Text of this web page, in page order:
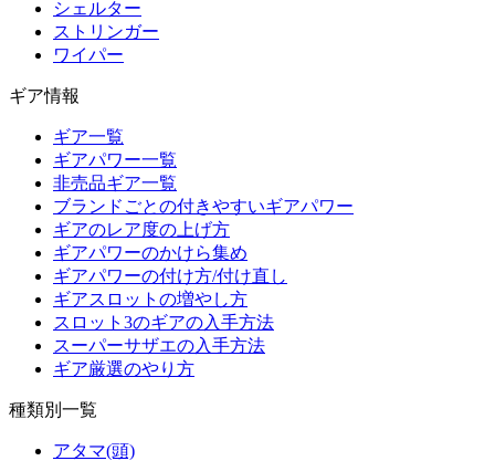
シェルター
ストリンガー
ワイパー
ギア情報
ギア一覧
ギアパワー一覧
非売品ギア一覧
ブランドごとの付きやすいギアパワー
ギアのレア度の上げ方
ギアパワーのかけら集め
ギアパワーの付け方/付け直し
ギアスロットの増やし方
スロット3のギアの入手方法
スーパーサザエの入手方法
ギア厳選のやり方
種類別一覧
アタマ(頭)